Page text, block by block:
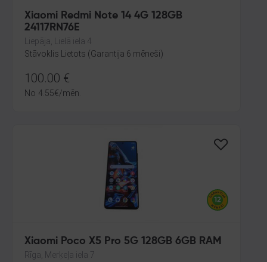
Xiaomi Redmi Note 14 4G 128GB
24117RN76E
Liepāja, Lielā iela 4
Stāvoklis Lietots (Garantija 6 mēneši)
100.00 €
No 4.55€/mēn.
Xiaomi Poco X5 Pro 5G 128GB 6GB RAM
Rīga, Merķeļa iela 7